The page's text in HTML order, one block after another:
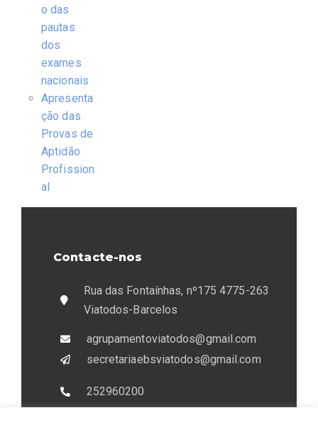
o das
pautas
dos
exames
nacionais
Apresenta
ção das
Provas de
Aptidão
Profission
al
Contacte-nos
Rua das Fontaínhas, nº175 4775-263
Viatodos-Barcelos
agrupamentoviatodos@gmail.com
secretariaebsviatodos@gmail.com
252960200
933407151